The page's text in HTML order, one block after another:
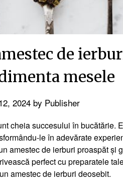
de
mesele
2024 by Publisher
cheia succesului în bucătărie.
le în adevărate
amestec de ierburi proaspăt și
perfect cu preparatele
amestec de ierburi deosebit.